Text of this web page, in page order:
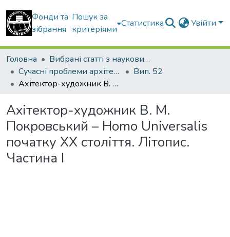
Фонди та
зібрання
Пошук за
критеріями
Статистика Увійти
Головна
Вибрані статті з наукових збірників КНУБА
Сучасні проблеми архітектури та містобудування
Вип. 52
Ахітектор-художник В. М. Покровський – Homo Universalis початку ХХ століття. Літопис. Частина І
Ахітектор-художник В. М.
Покровський – Homo Universalis
початку ХХ століття. Літопис.
Частина І